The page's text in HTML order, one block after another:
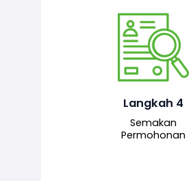
Langkah 4
Semakan
Permohonan
Pegawai penyemak
maklumat yang
semua maklumat adalah
kepada pegawai
tindakan